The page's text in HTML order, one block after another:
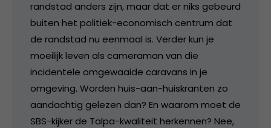
randstad anders zijn, maar dat er niks gebeurd
buiten het politiek-economisch centrum dat
de randstad nu eenmaal is. Verder kun je
moeilijk leven als cameraman van die
incidentele omgewaaide caravans in je
omgeving. Worden huis-aan-huiskranten zo
aandachtig gelezen dan? En waarom moet de
SBS-kijker de Talpa-kwaliteit herkennen? Nee,